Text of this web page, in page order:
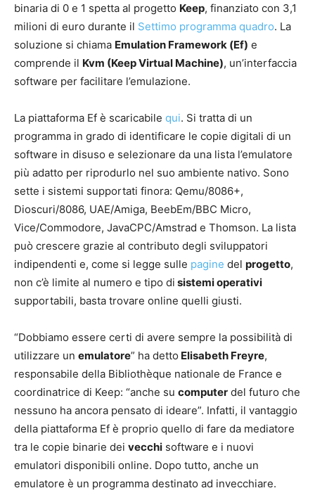
binaria di 0 e 1 spetta al progetto Keep, finanziato con 3,1
milioni di euro durante il Settimo programma quadro. La
soluzione si chiama Emulation Framework (Ef) e
comprende il Kvm (Keep Virtual Machine), un’interfaccia
software per facilitare l’emulazione.
La piattaforma Ef è scaricabile qui. Si tratta di un
programma in grado di identificare le copie digitali di un
software in disuso e selezionare da una lista l’emulatore
più adatto per riprodurlo nel suo ambiente nativo. Sono
sette i sistemi supportati finora: Qemu/8086+,
Dioscuri/8086, UAE/Amiga, BeebEm/BBC Micro,
Vice/Commodore, JavaCPC/Amstrad e Thomson. La lista
può crescere grazie al contributo degli sviluppatori
indipendenti e, come si legge sulle pagine del progetto,
non c’è limite al numero e tipo di sistemi operativi
supportabili, basta trovare online quelli giusti.
“Dobbiamo essere certi di avere sempre la possibilità di
utilizzare un emulatore” ha detto Elisabeth Freyre,
responsabile della Bibliothèque nationale de France e
coordinatrice di Keep: “anche su computer del futuro che
nessuno ha ancora pensato di ideare”. Infatti, il vantaggio
della piattaforma Ef è proprio quello di fare da mediatore
tra le copie binarie dei vecchi software e i nuovi
emulatori disponibili online. Dopo tutto, anche un
emulatore è un programma destinato ad invecchiare.